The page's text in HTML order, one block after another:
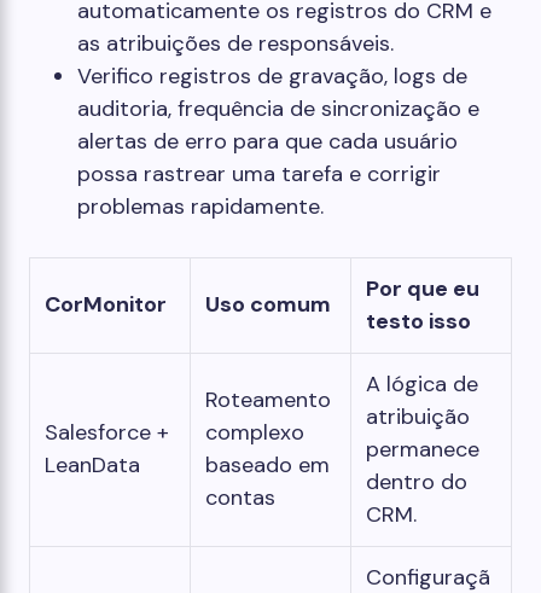
automaticamente os registros do CRM e
as atribuições de responsáveis.
Verifico registros de gravação, logs de
auditoria, frequência de sincronização e
alertas de erro para que cada usuário
possa rastrear uma tarefa e corrigir
problemas rapidamente.
CorMonitor Uso comum
Por que eu
testo isso
Salesforce +
LeanData
Roteamento
complexo
baseado em
contas
A lógica de
atribuição
permanece
dentro do
CRM.
Configuraçã